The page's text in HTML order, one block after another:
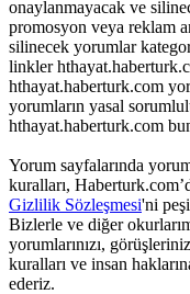
onaylanmayacak ve
promosyon veya reklam
silinecek yorumlar
linkler
hthayat.haberturk.com
yorumların yasal
hthayat.haberturk.com
Yorum sayfalarında
kuralları,
Gizlilik Sözleşmesi'ni
Bizlerle ve diğer
yorumlarınızı,
kuralları ve insan
ederiz.